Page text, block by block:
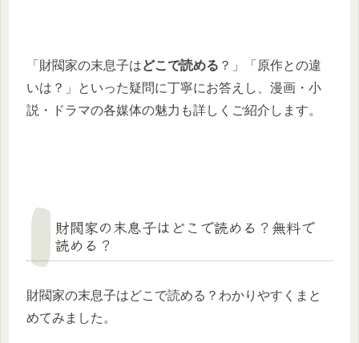
「財閥家の末息子はどこで読める ？」「原作との違
いは？」といった疑問に丁寧にお答えし、漫画・小
説・ドラマの各媒体の魅力も詳しくご紹介します。
財閥家の末息子はどこで読める？無料で
読める？
財閥家の末息子はどこで読める？わかりやすくまと
めてみました。